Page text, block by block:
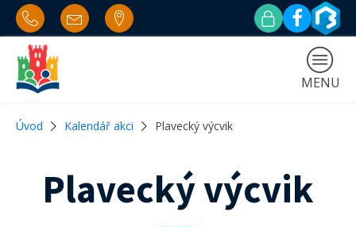
MENU
Úvod Kalendář akci Plavecký výcvik
Plavecký výcvik